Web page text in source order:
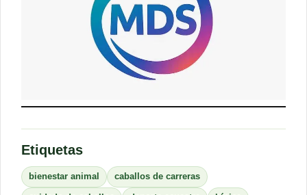
Etiquetas
bienestar animal caballos de carreras